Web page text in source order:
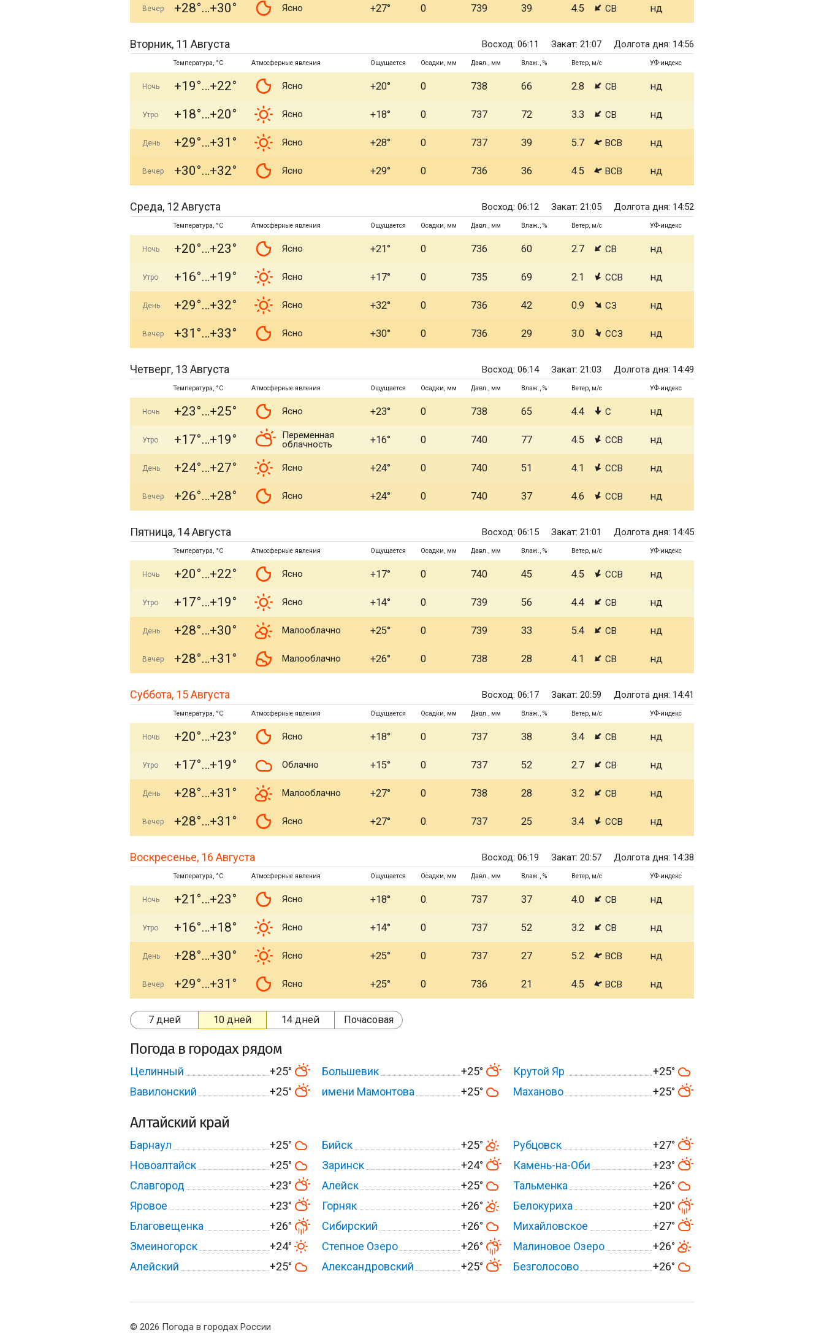
Вечер +28° +30° Ясно +27° 0 739 39 4.5 СВ нд
Вторник, 11 Августа Восход: 06:11 Закат: 21:07 Долгота дня: 14:56
Температура, °C Атмосферные явления Ощущается Осадки, мм Давл., мм Влаж., % Ветер, м/с УФ-индекс
Ночь +19° +22° Ясно +20° 0 738 66 2.8 СВ нд
Утро +18° +20° Ясно +18° 0 737 72 3.3 СВ нд
День +29° +31° Ясно +28° 0 737 39 5.7 ВСВ нд
Вечер +30° +32° Ясно +29° 0 736 36 4.5 ВСВ нд
Среда, 12 Августа Восход: 06:12 Закат: 21:05 Долгота дня: 14:52
Температура, °C Атмосферные явления Ощущается Осадки, мм Давл., мм Влаж., % Ветер, м/с УФ-индекс
Ночь +20° +23° Ясно +21° 0 736 60 2.7 СВ нд
Утро +16° +19° Ясно +17° 0 735 69 2.1 ССВ нд
День +29° +32° Ясно +32° 0 736 42 0.9 СЗ нд
Вечер +31° +33° Ясно +30° 0 736 29 3.0 ССЗ нд
Четверг, 13 Августа Восход: 06:14 Закат: 21:03 Долгота дня: 14:49
Температура, °C Атмосферные явления Ощущается Осадки, мм Давл., мм Влаж., % Ветер, м/с УФ-индекс
Ночь +23° +25° Ясно +23° 0 738 65 4.4 С нд
Утро +17° +19°
Переменная
облачность
+16° 0 740 77 4.5 ССВ нд
День +24° +27° Ясно +24° 0 740 51 4.1 ССВ нд
Вечер +26° +28° Ясно +24° 0 740 37 4.6 ССВ нд
Пятница, 14 Августа Восход: 06:15 Закат: 21:01 Долгота дня: 14:45
Температура, °C Атмосферные явления Ощущается Осадки, мм Давл., мм Влаж., % Ветер, м/с УФ-индекс
Ночь +20° +22° Ясно +17° 0 740 45 4.5 ССВ нд
Утро +17° +19° Ясно +14° 0 739 56 4.4 СВ нд
День +28° +30° Малооблачно +25° 0 739 33 5.4 СВ нд
Вечер +28° +31° Малооблачно +26° 0 738 28 4.1 СВ нд
Суббота, 15 Августа Восход: 06:17 Закат: 20:59 Долгота дня: 14:41
Температура, °C Атмосферные явления Ощущается Осадки, мм Давл., мм Влаж., % Ветер, м/с УФ-индекс
Ночь +20° +23° Ясно +18° 0 737 38 3.4 СВ нд
Утро +17° +19° Облачно +15° 0 737 52 2.7 СВ нд
День +28° +31° Малооблачно +27° 0 738 28 3.2 СВ нд
Вечер +28° +31° Ясно +27° 0 737 25 3.4 ССВ нд
Воскресенье, 16 Августа Восход: 06:19 Закат: 20:57 Долгота дня: 14:38
Температура, °C Атмосферные явления Ощущается Осадки, мм Давл., мм Влаж., % Ветер, м/с УФ-индекс
Ночь +21° +23° Ясно +18° 0 737 37 4.0 СВ нд
Утро +16° +18° Ясно +14° 0 737 52 3.2 СВ нд
День +28° +30° Ясно +25° 0 737 27 5.2 ВСВ нд
Вечер +29° +31° Ясно +25° 0 736 21 4.5 ВСВ нд
7 дней 10 дней 14 дней Почасовая
Погода в городах рядом
Целинный +25° Большевик +25° Крутой Яр
+25°
Вавилонский
+25° имени Мамонтова +25° Маханово +25°
Алтайский край
Барнаул +25° Бийск +25° Рубцовск
+27°
Новоалтайск
+25° Заринск +24° Камень-на-Оби
+23°
Славгород
+23° Алейск +25° Тальменка
+26°
Яровое
+23° Горняк +26° Белокуриха
+20°
Благовещенка
+26° Сибирский +26° Михайловское
+27°
Змеиногорск
+24° Степное Озеро +26° Малиновое Озеро
+26°
Алейский
+25° Александровский +25° Безголосово +26°
© 2026 Погода в городах России